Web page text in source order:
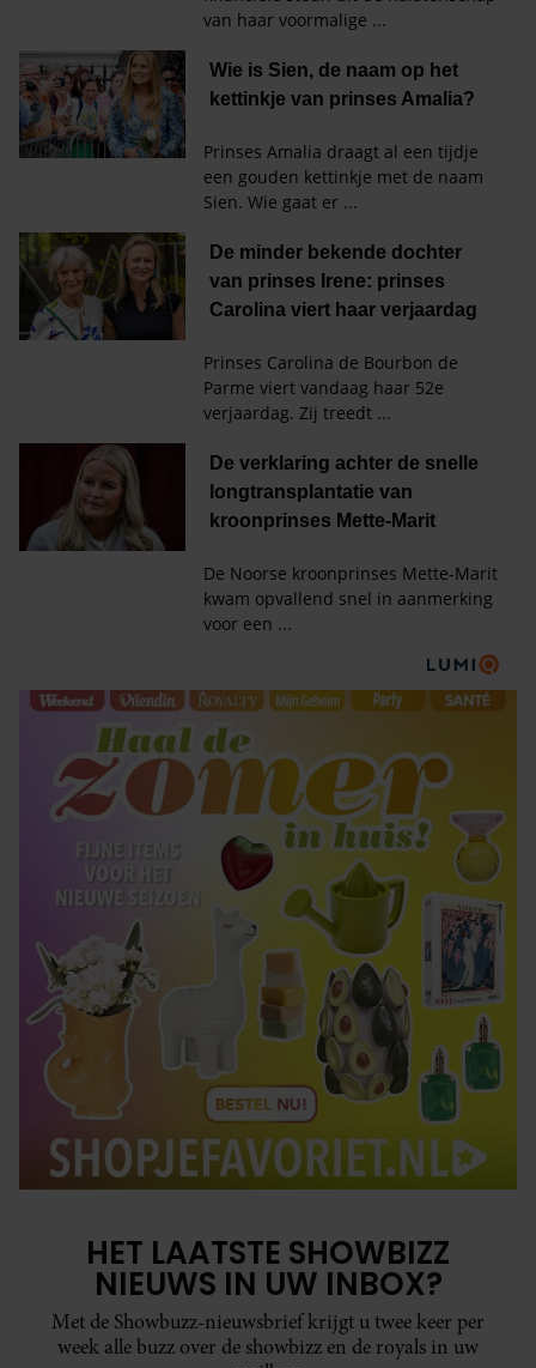
HET LAATSTE SHOWBIZZ
NIEUWS IN UW INBOX?
Met de Showbuzz-nieuwsbrief krijgt u twee keer per
week alle buzz over de showbizz en de royals in uw